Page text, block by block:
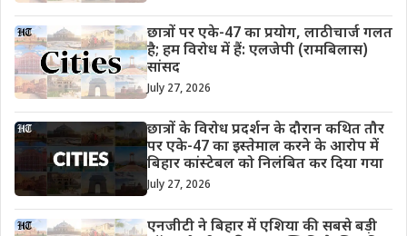
छात्रों पर एके-47 का प्रयोग, लाठीचार्ज गलत
है; हम विरोध में हैं: एलजेपी (रामबिलास)
सांसद
July 27, 2026
छात्रों के विरोध प्रदर्शन के दौरान कथित तौर
पर एके-47 का इस्तेमाल करने के आरोप में
बिहार कांस्टेबल को निलंबित कर दिया गया
July 27, 2026
एनजीटी ने बिहार में एशिया की सबसे बड़ी